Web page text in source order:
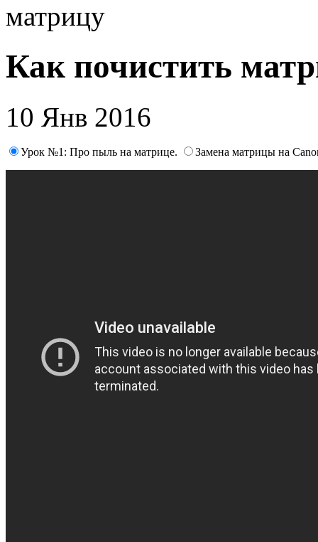
матрицу
Как почистить
10 Янв 2016
Урок №1: Про пыль на матрице. Замена матрицы на